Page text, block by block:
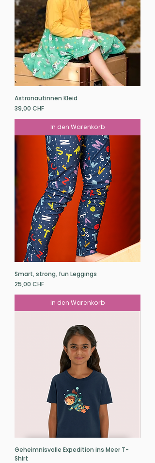
Astronautinnen Kleid
Preis
39,00 CHF
In den Warenkorb
Smart, strong, fun Leggings
Preis
25,00 CHF
In den Warenkorb
Geheimnisvolle Expedition ins Meer T-
Shirt